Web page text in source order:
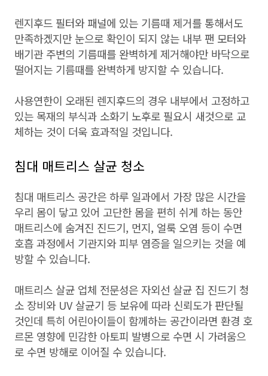
렌지후드 필터와 패널에 있는 기름때 제거를 통해서도
만족하겠지만 눈으로 확인이 되지 않는 내부 팬 모터와
배기관 주변의 기름때를 완벽하게 제거해야만 바닥으로
떨어지는 기름때를 완벽하게 방지할 수 있습니다.
사용연한이 오래된 렌지후드의 경우 내부에서 고정하고
있는 목재의 부식과 소화기 노후로 필요시 새것으로 교
체하는 것이 더욱 효과적일 것입니다.
침대 매트리스 살균 청소
침대 매트리스 공간은 하루 일과에서 가장 많은 시간을
우리 몸이 닿고 있어 고단한 몸을 편히 쉬게 하는 동안
매트리스에 숨겨진 진드기, 먼지, 얼룩 오염 등이 수면
호흡 과정에서 기관지와 피부 염증을 일으키는 것을 예
방할 수 있습니다.
매트리스 살균 업체 전문성은 자외선 살균 집 진드기 청
소 장비와 UV 살균기 등 보유에 따라 신뢰도가 판단될
것인데 특히 어린아이들이 함께하는 공간이라면 환경 호
르몬 영향에 민감한 아토피 발병으로 수면 시 가려움으
로 수면 방해로 이어질 수 있습니다.